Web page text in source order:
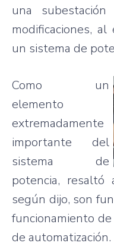
una
subestación
modificaciones, al
un sistema de
Como un
elemento
extremadamente
importante del
sistema de
potencia, resaltó
según dijo, son
funcionamiento
de automatización.